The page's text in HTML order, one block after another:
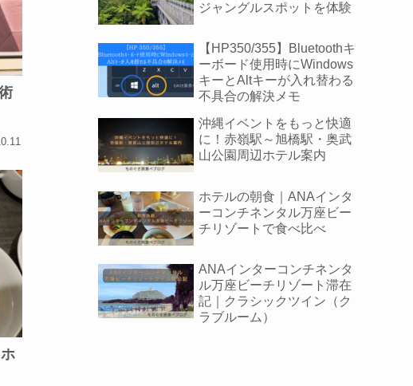
ジャングルスポットを体験
【HP350/355】Bluetoothキ
ーボード使用時にWindows
キーとAltキーが入れ替わる
不具合の解決メモ
沖縄イベントをもっと快適
に！赤嶺駅～旭橋駅・奥武
山公園周辺ホテル案内
ホテルの朝食｜ANAインタ
ーコンチネンタル万座ビー
チリゾートで食べ比べ
ANAインターコンチネンタ
ル万座ビーチリゾート滞在
記｜クラシックツイン（ク
ラブルーム）